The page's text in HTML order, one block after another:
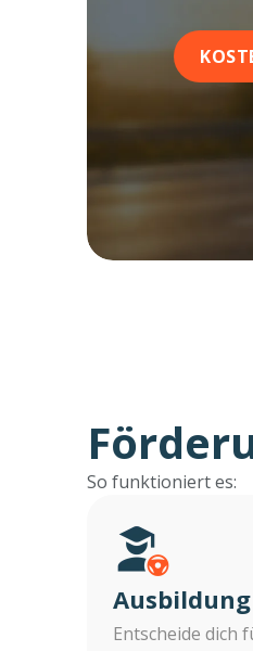
So funktioniert es:
Entscheide dich